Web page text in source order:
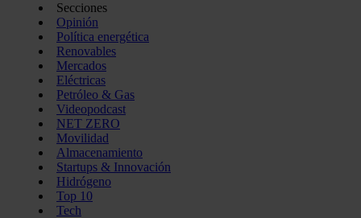
Secciones
Opinión
Política energética
Renovables
Mercados
Eléctricas
Petróleo & Gas
Videopodcast
NET ZERO
Movilidad
Almacenamiento
Startups & Innovación
Hidrógeno
Top 10
Tech